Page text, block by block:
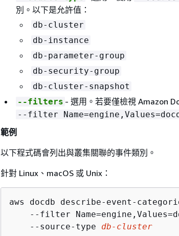
別。以下是允許值：
db-cluster
db-instance
db-parameter-group
db-security-group
db-cluster-snapshot
--filters - 選用。若要僅檢視 Amazon
--filter
範例
以下程式碼會列出與叢集關聯的事件類別。
針對 Linux、macOS 或 Unix：
aws docdb describe-event-
--filter
    --source-type
db-cluster